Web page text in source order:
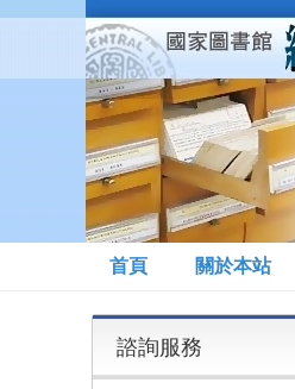
移至主內容
首頁 關於本站
諮詢服務